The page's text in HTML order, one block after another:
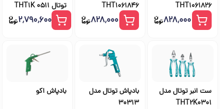
THT1061826
۸۲۸٬۰۰۰
THT1061846
۸۲۸٬۰۰۰
توتال THT1K 0511
۲٬۷۹۰٬۶۰۰
ست انبر توتال مدل
THT2K0301
بادپاش توتال مدل
30313
بادپاش اکو